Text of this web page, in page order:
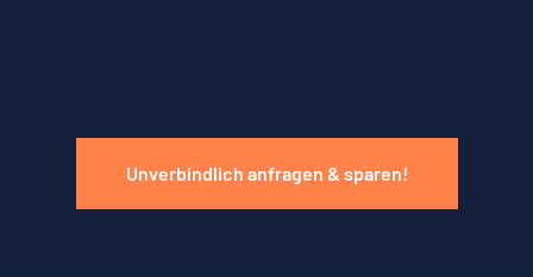
Unverbindlich anfragen & sparen!